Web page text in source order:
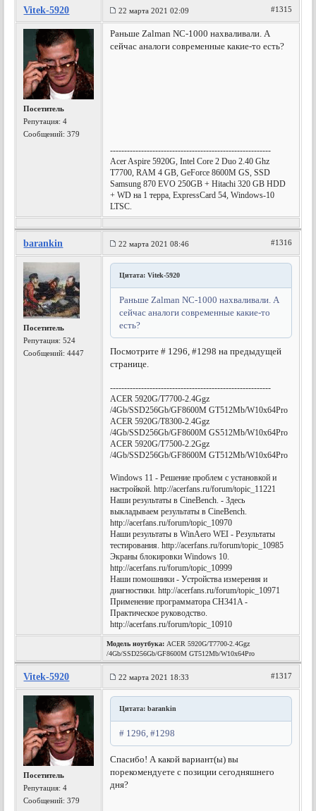
Vitek-5920 22 марта 2021 02:09 #1315
Посетитель
Репутация:4
Сообщений: 379
Раньше Zalman NC-1000 нахваливали. А
сейчас аналоги современные какие-то есть?
---------------------------------------------------------
Acer Aspire 5920G, Intel Core 2 Duo 2.40 Ghz
T7700, RAM 4 GB, GeForce 8600M GS, SSD
Samsung 870 EVO 250GB + Hitachi 320 GB HDD
+ WD на 1 терра, ExpressCard 54, Windows-10
LTSC.
barankin 22 марта 2021 08:46 #1316
Посетитель
Репутация:524
Сообщений: 4447
Цитата: Vitek-5920
Раньше Zalman NC-1000 нахваливали. А
сейчас аналоги современные какие-то
есть?
Посмотрите # 1296, #1298 на предыдущей
странице.
---------------------------------------------------------
ACER 5920G/T7700-2.4Ggz
/4Gb/SSD256Gb/GF8600M GT512Mb/W10x64Pro
ACER 5920G/T8300-2.4Ggz
/4Gb/SSD256Gb/GF8600M GS512Mb/W10x64Pro
ACER 5920G/T7500-2.2Ggz
/4Gb/SSD256Gb/GF8600M GT512Mb/W10x64Pro
Windows 11 - Решение проблем с установкой и
настройкой. http://acerfans.ru/forum/topic_11221
Наши результаты в CineBench. - Здесь
выкладываем результаты в CineBench.
http://acerfans.ru/forum/topic_10970
Наши результаты в WinAero WEI - Результаты
тестирования. http://acerfans.ru/forum/topic_10985
Экраны блокировки Windows 10.
http://acerfans.ru/forum/topic_10999
Наши помошники - Устройства измерения и
диагностики. http://acerfans.ru/forum/topic_10971
Применение программатора CH341A -
Практическое руководство.
http://acerfans.ru/forum/topic_10910
Модель ноутбука: ACER 5920G/T7700-2.4Ggz
/4Gb/SSD256Gb/GF8600M GT512Mb/W10x64Pro
Vitek-5920 22 марта 2021 18:33 #1317
Посетитель
Репутация:4
Сообщений: 379
Цитата: barankin
# 1296, #1298
Спасибо! А какой вариант(ы) вы
порекомендуете с позиции сегодняшнего
дня?